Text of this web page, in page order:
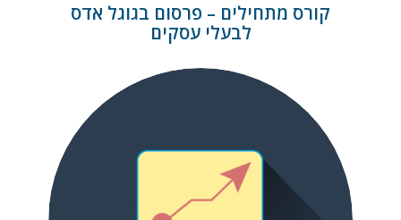
קורס מתחילים – פרסום בגוגל אדס
לבעלי עסקים
קורס מתקדמים – פרסום